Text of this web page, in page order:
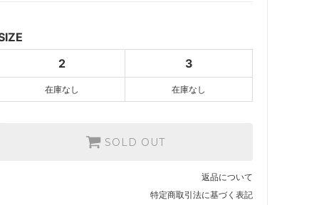
2
3
在庫なし 在庫なし
SOLD OUT
返品について
特定商取引法に基づく表記